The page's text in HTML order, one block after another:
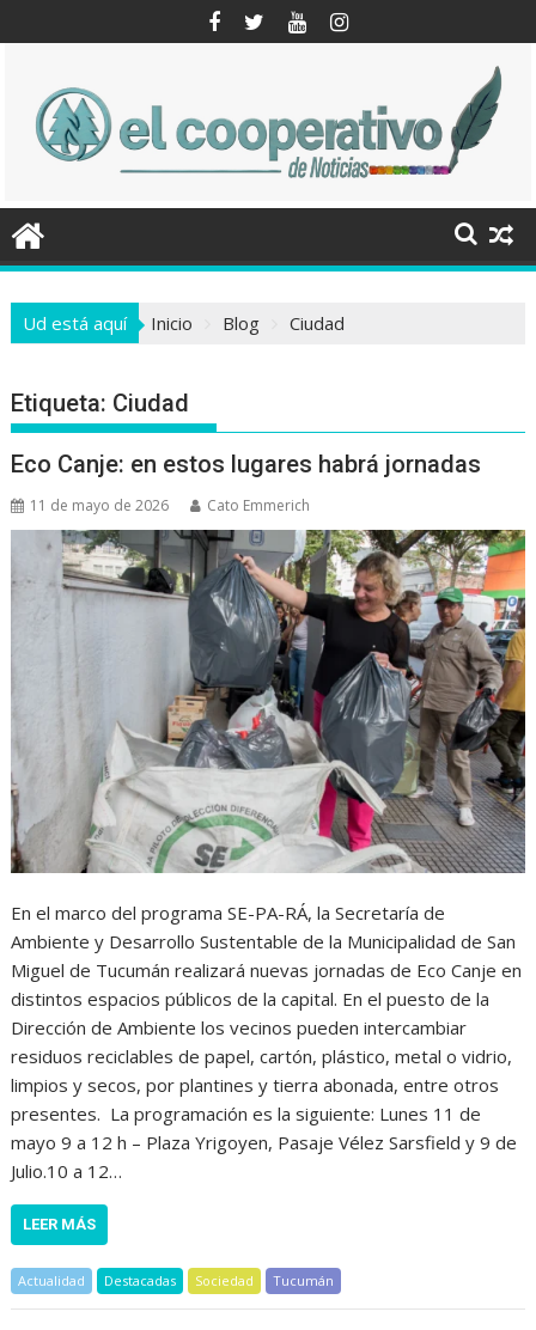
al
Ud está aquí Inicio Blog Ciudad
Etiqueta: Ciudad
Eco Canje: en estos lugares habrá jornadas
11 de mayo de 2026 Cato Emmerich
En el marco del programa SE-PA-RÁ, la Secretaría de
Ambiente y Desarrollo Sustentable de la Municipalidad de San
Miguel de Tucumán realizará nuevas jornadas de Eco Canje en
distintos espacios públicos de la capital. En el puesto de la
Dirección de Ambiente los vecinos pueden intercambiar
residuos reciclables de papel, cartón, plástico, metal o vidrio,
limpios y secos, por plantines y tierra abonada, entre otros
presentes. La programación es la siguiente: Lunes 11 de
mayo 9 a 12 h – Plaza Yrigoyen, Pasaje Vélez Sarsfield y 9 de
Julio.10 a 12…
LEER MÁS
Actualidad Destacadas Sociedad Tucumán